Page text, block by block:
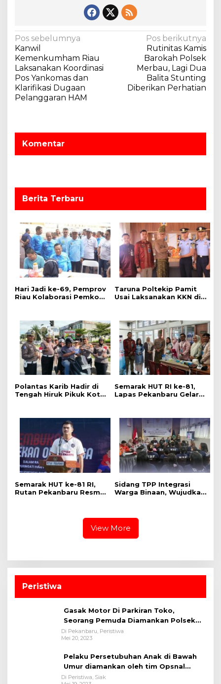
N
a
v
i
g
i
p
Pos sebelumnya
Kanwil
Kemenkumham Riau
Laksanakan Koordinasi
Pos Yankomas dan
Klarifikasi Dugaan
Pelanggaran HAM
Pos berikutnya
Rutinitas Kamis
Barokah Polsek
Merbau, Lagi Dua
Balita Stunting
Diberikan Perhatian
Komentar
Berita Terbaru
‎Hari Jadi ke-69, Pemprov
Riau Kolaborasi Pemkot
Taruna Poltekip Pamit
Usai Laksanakan KKN di
Polantas Karib Hadir di
Tengah Hiruk Pikuk Kota
Semangat Keselamatan,
Nasionalisme dan Green
Policing Jelang HUT KE-
81 RI
Semarak HUT RI ke-81,
Lapas Pekanbaru Gelar
Binaan dan Masyarakat
Semarak HUT ke-81 RI,
Rutan Pekanbaru Resmi
Sidang TPP Integrasi
Warga Binaan, Wujudkan
View More
Peristiwa
Gasak Motor Di Parkiran Toko,
Seorang Pemuda Diamankan Polsek
Bukit Raya
Di Pekanbaru, Peristiwa
Mei 20, 2023
Pelaku Persetubuhan Anak di Bawah
Umur diamankan oleh tim Opsnal
Polsek Tualang-Polres Siak-Polda Riau
Di Peristiwa, Siak